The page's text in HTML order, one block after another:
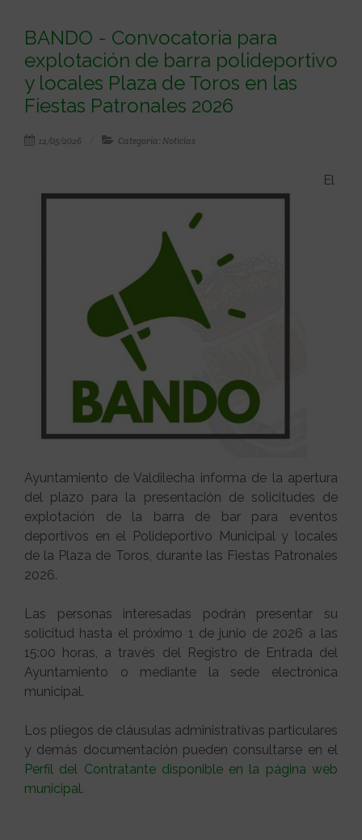
BANDO - Convocatoria para
explotación de barra polideportivo
y locales Plaza de Toros en las
Fiestas Patronales 2026
12/05/2026 Categoría: Noticias
El
Ayuntamiento de Valdilecha informa de la apertura
del plazo para la presentación de solicitudes de
explotación de la barra de bar para eventos
deportivos en el Polideportivo Municipal y locales
de la Plaza de Toros, durante las Fiestas Patronales
2026.
Las personas interesadas podrán presentar su
solicitud hasta el próximo 1 de junio de 2026 a las
15:00 horas, a través del Registro de Entrada del
Ayuntamiento o mediante la sede electrónica
municipal.
Los pliegos de cláusulas administrativas particulares
y demás documentación pueden consultarse en el
Perfil del Contratante disponible en la página web
municipal.